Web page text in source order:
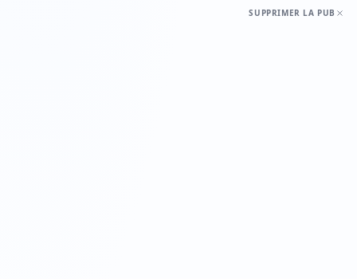
SUPPRIMER LA PUB